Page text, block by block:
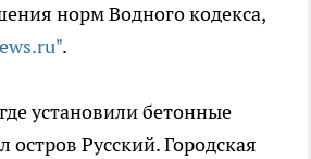
норм Водного кодекса,
.
установили бетонные
остров Русский. Городская